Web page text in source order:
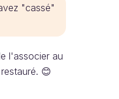
"cassé"
l'associer au
😊